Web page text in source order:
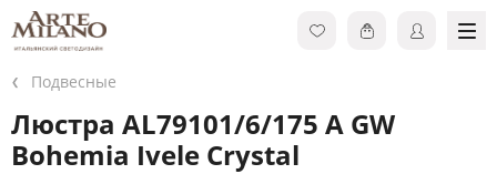
Подвесные
Люстра AL79101/6/175 A GW
Bohemia Ivele Crystal